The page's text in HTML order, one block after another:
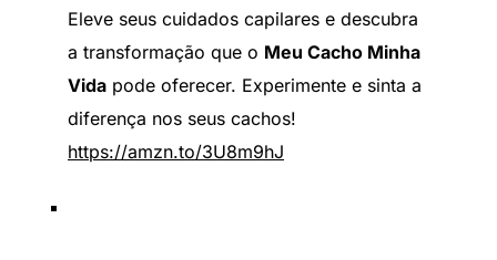
Eleve seus cuidados capilares e descubra
a transformação que o Meu Cacho Minha
Vida pode oferecer. Experimente e sinta a
diferença nos seus cachos!
https://amzn.to/3U8m9hJ